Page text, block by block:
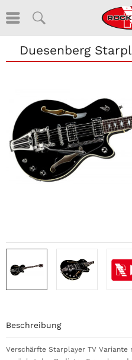
Duesenberg
Beschreibung
Verschärfte Starplayer TV Variante